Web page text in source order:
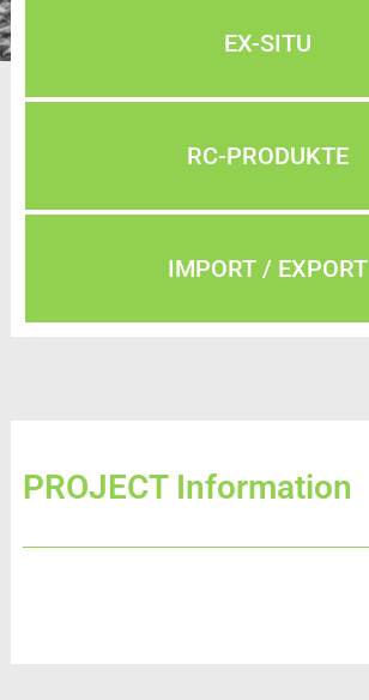
EX-SITU
RC-PRODUKTE
IMPORT / EXPORT
PROJECT Information